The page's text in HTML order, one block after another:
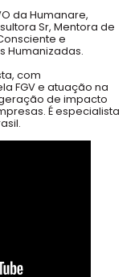
da Humanare,
Sr, Mentora de
e
Humanizadas.
com
FGV e atuação na
de impacto
É especialista